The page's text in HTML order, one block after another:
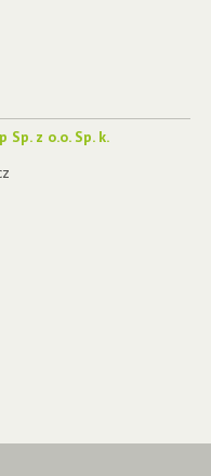
Sp. z o.o. Sp. k.